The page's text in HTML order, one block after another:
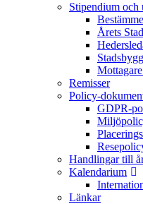
Stipendium och
Årets
Remisser
Policy-
GDPR-
Handlingar till
Kalendarium
Länkar